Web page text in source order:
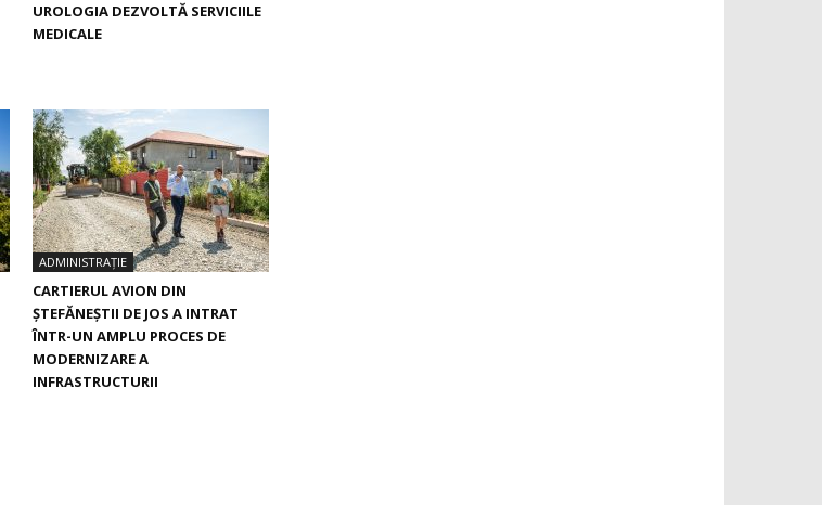
UROLOGIA DEZVOLTĂ SERVICIILE
MEDICALE
ADMINISTRAȚIE
CARTIERUL AVION DIN
ŞTEFĂNEŞTII DE JOS A INTRAT
ÎNTR-UN AMPLU PROCES DE
MODERNIZARE A
INFRASTRUCTURII